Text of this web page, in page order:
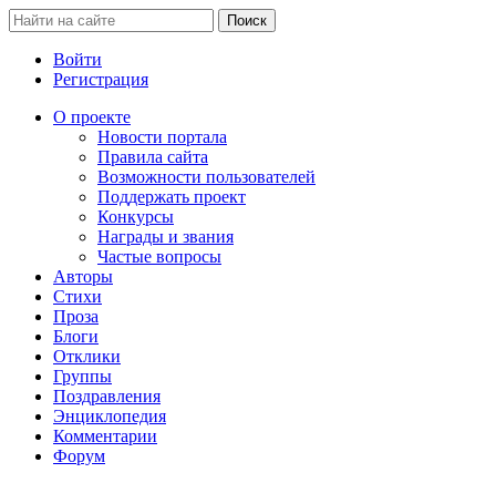
Войти
Регистрация
О проекте
Новости портала
Правила сайта
Возможности пользователей
Поддержать проект
Конкурсы
Награды и звания
Частые вопросы
Авторы
Стихи
Проза
Блоги
Отклики
Группы
Поздравления
Энциклопедия
Комментарии
Форум